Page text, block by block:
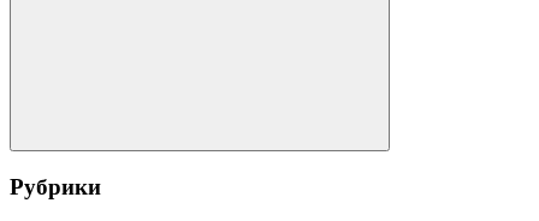
Поиск
Рубрики